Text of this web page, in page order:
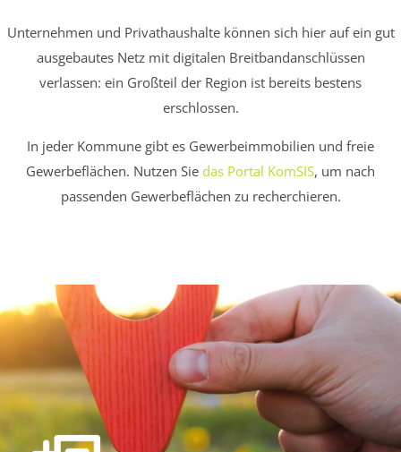
Unternehmen und Privathaushalte können sich hier auf ein gut
ausgebautes Netz mit digitalen Breitbandanschlüssen
verlassen: ein Großteil der Region ist bereits bestens
erschlossen.
In jeder Kommune gibt es Gewerbeimmobilien und freie
Gewerbeflächen. Nutzen Sie das Portal KomSIS, um nach
passenden Gewerbeflächen zu recherchieren.